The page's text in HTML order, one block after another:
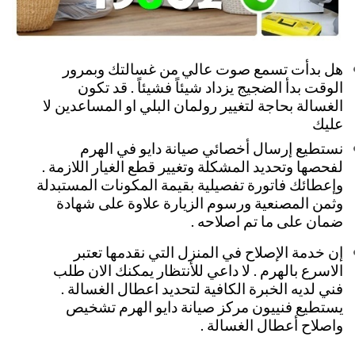
هل بدأت تسمع صوت عالي من غسالتك وبمرور
الوقت بدأ الضجيج يزداد شيئاً فشيئاً . قد تكون
الغسالة بحاجة لتغيير رولمان البلي او المساعدين لا
عليك
نستطيع إرسال أخصائي صيانة دايو في الهرم
لفحصها وتحديد المشكلة وتغيير قطع الغيار اللازمة .
وإعطائك فاتورة تفصيلية بقيمة المكونات المستبدلة
وثمن المصنعية ورسوم الزيارة علاوة على شهادة
ضمان على ما تم اصلاحه .
إن خدمة الإصلاح في المنزل التي نقدمها تعتبر
الاسرع بالهرم . لا داعي للأنتظار يمكنك الان طلب
فني لديه الخبرة الكافية لتحديد اعطال الغسالة .
يستطيع فنييون مركز صيانة دايو الهرم تشخيص
واصلاح أعطال الغسالة .